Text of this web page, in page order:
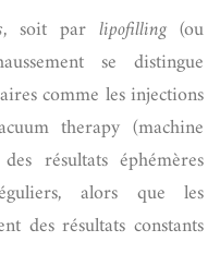
, soit parlipofilling (ou
se distingue
comme les injections
therapy (machine
résultats éphémères
alors que les
des résultats constants